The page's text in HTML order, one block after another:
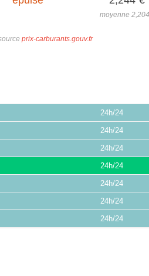
moyenne 2,204
prix-carburants.gouv.fr
24h/24
24h/24
24h/24
24h/24
24h/24
24h/24
24h/24